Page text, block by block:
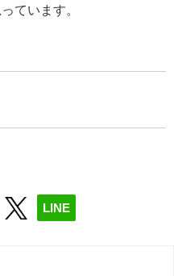
ています。
LINE